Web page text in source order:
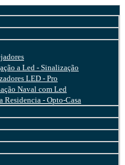
a Led - Sinalização
LED - Pro
Naval com Led
Residencia - Opto-Casa